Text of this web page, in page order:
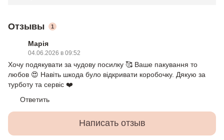
Отзывы 1
Марія
04.06.2026 в 09:52
Хочу подякувати за чудову посилку 🥰 Ваше пакування то
любов 😍 Навіть шкода було відкривати коробочку. Дякую за
турботу та сервіс ❤️
Ответить
Написать отзыв